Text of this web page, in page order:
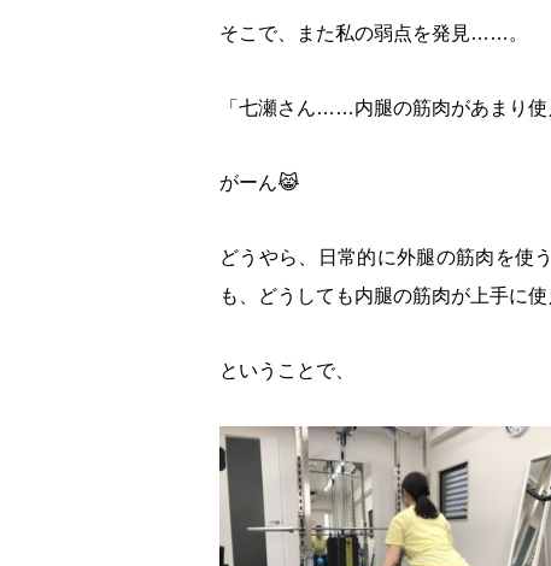
そこで、また私の弱点を発見……。
「七瀬さん……内腿の筋肉があまり使
がーん😹
どうやら、日常的に外腿の筋肉を使
も、どうしても内腿の筋肉が上手に使
ということで、